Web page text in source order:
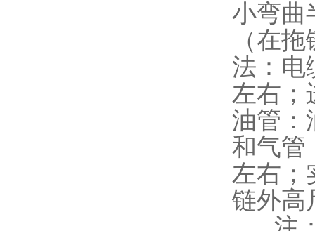
小弯曲
（在
法：电
左右；
油管：
和气管
左右；
链外高